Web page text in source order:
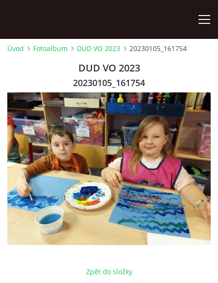
ZAMĚSTNANCI
HUDEBNÍ OBOR
SOUBORY
VÝTVARNÝ OBOR
LITERÁRNĚ DRAMATICKÝ OBOR
Úvod Fotoalbum DUD VO 2023 20230105_161754
DUD VO 2023
20230105_161754
Zpět do složky